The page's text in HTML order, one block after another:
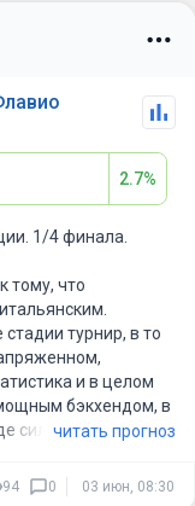
2.7%
1/4 финала.
тому, что
турнир, в то
и в целом
бэкхендом, в
силы подачи и
канадца на
читать прогноз
94 0 03 июн, 08:30